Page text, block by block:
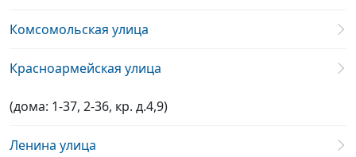
Комсомольская улица
Красноармейская улица
(дома: 1-37, 2-36, кр. д.4,9)
Ленина улица